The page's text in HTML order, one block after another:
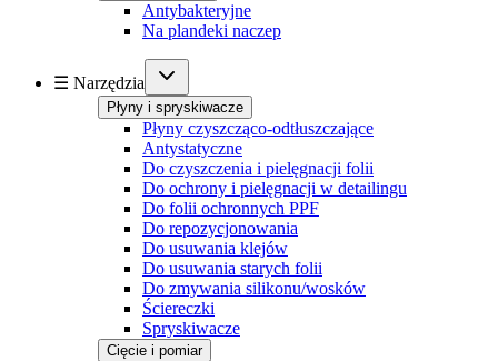
Antybakteryjne
Na plandeki naczep
☰ Narzędzia
Płyny i spryskiwacze
Płyny czyszcząco-odtłuszczające
Antystatyczne
Do czyszczenia i pielęgnacji folii
Do ochrony i pielęgnacji w detailingu
Do folii ochronnych PPF
Do repozycjonowania
Do usuwania klejów
Do usuwania starych folii
Do zmywania silikonu/wosków
Ściereczki
Spryskiwacze
Cięcie i pomiar